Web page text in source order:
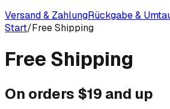
Versand & ZahlungRückgabe &
Start/Free Shipping
Free Shipping
On orders $19 and up